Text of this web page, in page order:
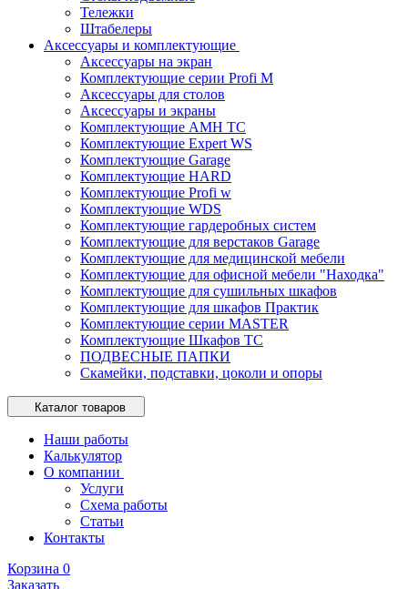
Тележки
Штабелеры
Аксессуары и комплектующие
Аксессуары на экран
Комплектующие серии Profi M
Аксессуары для столов
Аксессуары и экраны
Комплектующие AMH TC
Комплектующие Expert WS
Комплектующие Garage
Комплектующие HARD
Комплектующие Profi w
Комплектующие WDS
Комплектующие гардеробных систем
Комплектующие для верстаков Garage
Комплектующие для медицинской мебели
Комплектующие для офисной мебели "Находка"
Комплектующие для сушильных шкафов
Комплектующие для шкафов Практик
Комплектующие серии MASTER
Комплектующие Шкафов ТС
ПОДВЕСНЫЕ ПАПКИ
Скамейки, подставки, цоколи и опоры
Каталог товаров
Наши работы
Калькулятор
О компании
Услуги
Схема работы
Статьи
Контакты
Корзина 0
Заказать